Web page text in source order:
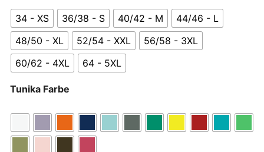
34 - XS 36/38 - S 40/42 - M
44/46 - L
48/50 - XL
52/54 - XXL
56/58 - 3XL
60/62 - 4XL
64 - 5XL
Tunika Farbe